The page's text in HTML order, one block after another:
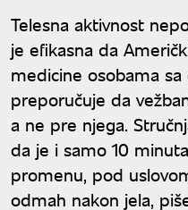
Telesna aktivnost
je efikasna da
medicine osobama
preporučuje da
a ne pre njega.
da je i samo 10
promenu, pod
odmah nakon jela,